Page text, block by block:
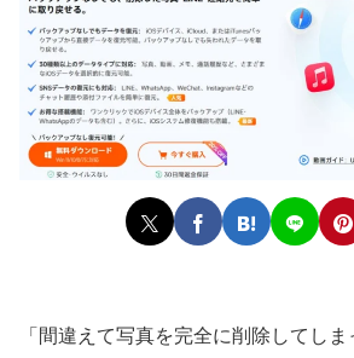
「間違えて写真を完全に削除してし